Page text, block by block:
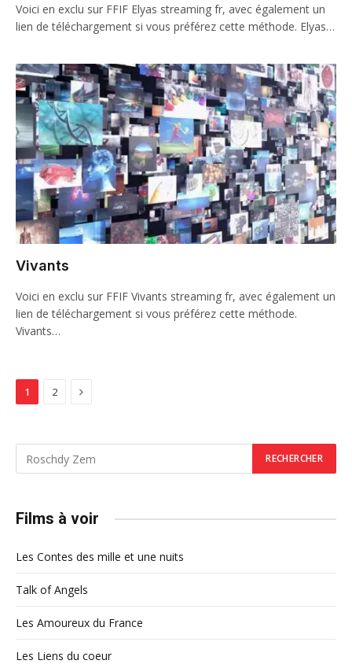
Voici en exclu sur FFIF Elyas streaming fr, avec également un
lien de téléchargement si vous préférez cette méthode. Elyas…
Vivants
Voici en exclu sur FFIF Vivants streaming fr, avec également un
lien de téléchargement si vous préférez cette méthode.
Vivants…
1 2 Next
Films à voir
Les Contes des mille et une nuits
Talk of Angels
Les Amoureux du France
Les Liens du coeur